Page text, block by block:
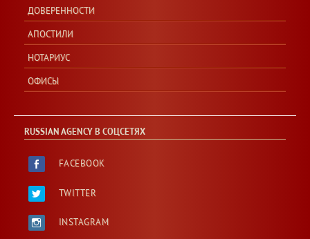
ДОВЕРЕННОСТИ
АПОСТИЛИ
НОТАРИУС
ОФИСЫ
RUSSIAN AGENCY В СОЦСЕТЯХ
FACEBOOK
TWITTER
INSTAGRAM